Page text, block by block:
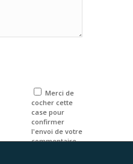
Merci de
cocher cette
case pour
confirmer
l'envoi de votre
commentaire.